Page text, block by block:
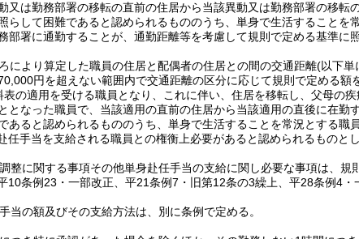
は勤務部署の移転の直前の住居から当該異動又は勤務部署の移転
らして困難であると認められるもののうち、単身で生活することを
部署に通勤することが、通勤距離等を考慮して規則で定める基準に
により算定した職員の住居と配偶者の住居との間の交通距離(以下単
円を超えない範囲内で交通距離の区分に応じて規則で定める額
の適用を受ける職員となり、これに伴い、住居を移転し、父母の
なった職員で、当該適用の直前の住居から当該適用の直後に在勤
ると認められるもののうち、単身で生活することを常況とする職員
任手当を支給される職員との権衡上必要があると認められるものと
整に関する事項その他単身赴任手当の支給に関し必要な事項は、規
条例23・一部改正、平21条例7・旧第12条の3繰上、平28条例4・
の額及びその支給方法は、別に条例で定める。